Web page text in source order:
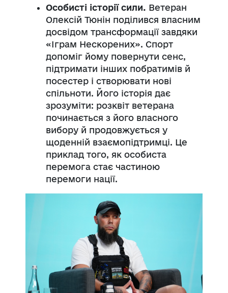
Особисті історії сили. Ветеран
Олексій Тюнін поділився власним
досвідом трансформації завдяки
«Іграм Нескорених». Спорт
допоміг йому повернути сенс,
підтримати інших побратимів й
посестер і створювати нові
спільноти. Його історія дає
зрозуміти: розквіт ветерана
починається з його власного
вибору й продовжується у
щоденній взаємопідтримці. Це
приклад того, як особиста
перемога стає частиною
перемоги нації.